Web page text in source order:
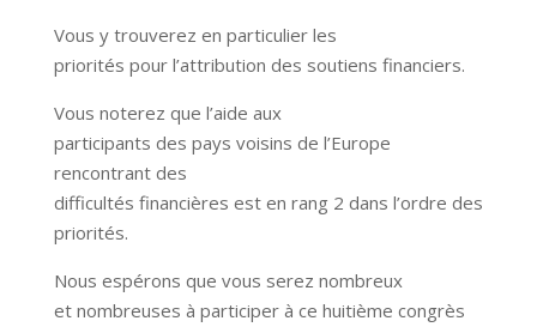
Vous y trouverez en particulier les
priorités pour l’attribution des soutiens financiers.
Vous noterez que l’aide aux
participants des pays voisins de l’Europe
rencontrant des
difficultés financières est en rang 2 dans l’ordre des
priorités.
Nous espérons que vous serez nombreux
et nombreuses à participer à ce huitième congrès